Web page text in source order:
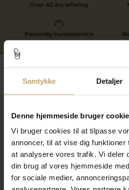
Samtykke Detaljer
Denne hjemmeside bruger
Vi bruger cookies til at tilpasse
annoncer, til at vise dig
at analysere vores trafik. Vi deler
din brug af vores hjemmeside
for sociale medier,
Over 40 års erfaring
Personlig kundeservice
Kontakt
Åbningstider I Butikken
Information
Praktiske Sider